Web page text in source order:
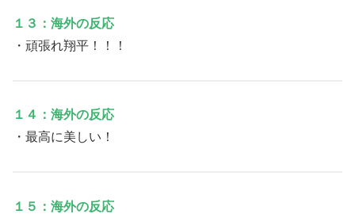
１３：海外の反応
・頑張れ翔平！！！
１４：海外の反応
・最高に美しい！
１５：海外の反応